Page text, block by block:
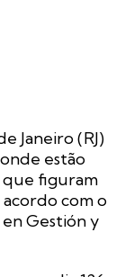
Janeiro (RJ)
onde estão
que figuram
com o
Gestión y